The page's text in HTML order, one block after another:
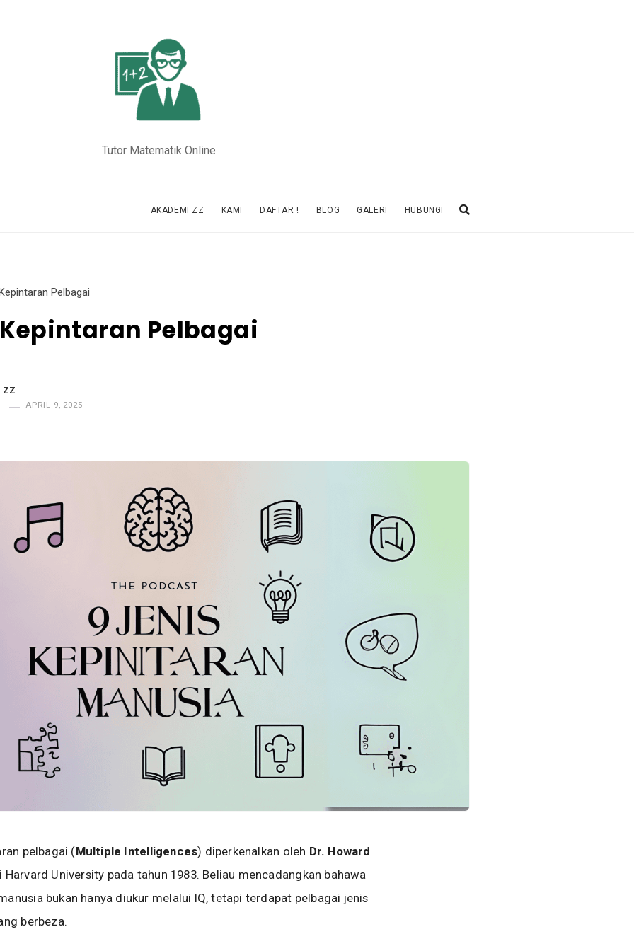
Tutor Matematik Online
AKADEMI ZZ KAMI DAFTAR ! BLOG GALERI HUBUNGI
Pelbagai
Pelbagai
ZZ
APRIL 9, 2025
pelbagai (Multiple Intelligences) diperkenalkan oleh Dr. Howard
Harvard University pada tahun 1983. Beliau mencadangkan bahawa
bukan hanya diukur melalui IQ, tetapi terdapat pelbagai jenis
berbeza.